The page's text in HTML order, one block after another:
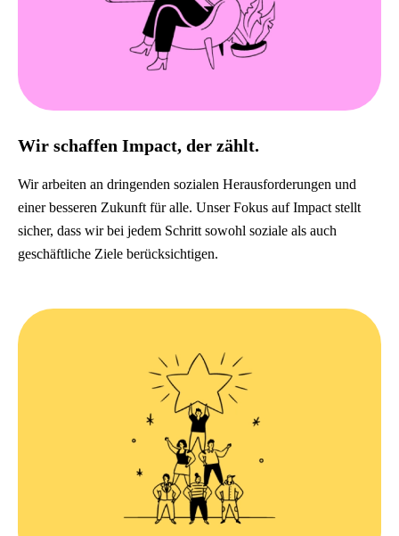
Wir schaffen Impact, der zählt.
Wir arbeiten an dringenden sozialen Herausforderungen und
einer besseren Zukunft für alle. Unser Fokus auf Impact stellt
sicher, dass wir bei jedem Schritt sowohl soziale als auch
geschäftliche Ziele berücksichtigen.